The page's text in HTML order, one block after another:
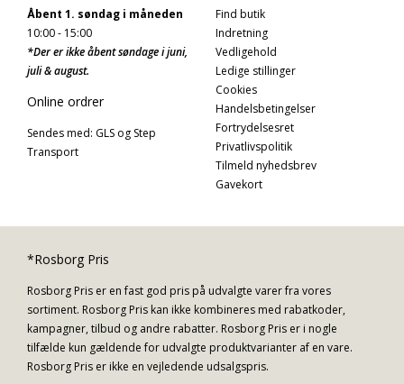
Åbent 1. søndag i måneden
10:00 - 15:00
*Der er ikke åbent søndage i juni,
juli & august.
Online ordrer
Sendes med: GLS og Step
Transport
Find butik
Indretning
Vedligehold
Ledige stillinger
Cookies
Handelsbetingelser
Fortrydelsesret
Privatlivspolitik
Tilmeld nyhedsbrev
Gavekort
*Rosborg Pris
Rosborg Pris er en fast god pris på udvalgte varer fra vores
sortiment. Rosborg Pris kan ikke kombineres med rabatkoder,
kampagner, tilbud og andre rabatter. Rosborg Pris er i nogle
tilfælde kun gældende for udvalgte produktvarianter af en vare.
Rosborg Pris er ikke en vejledende udsalgspris.